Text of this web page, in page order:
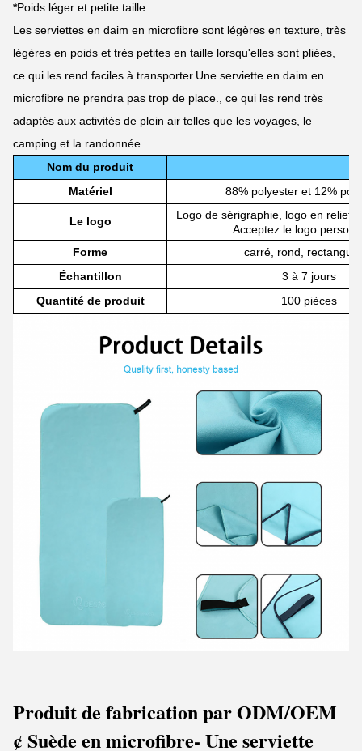
*Poids léger et petite taille
Les serviettes en daim en microfibre sont légères en texture, très
légères en poids et très petites en taille lorsqu'elles sont pliées,
ce qui les rend faciles à transporter.Une serviette en daim en
microfibre ne prendra pas trop de place., ce qui les rend très
adaptés aux activités de plein air telles que les voyages, le
camping et la randonnée.
Nom du produit
Matériel
88% polyester et 12%
Le logo
Logo de sérigraphie, logo en relief,
Acceptez le logo
Forme
carré, rond,
Échantillon
3 à 7 jours
Quantité de produit
100 pièces
Produit de fabrication par ODM/OEM
¢ Suède en microfibre- Une serviette